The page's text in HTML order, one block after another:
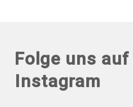
Folge uns auf
Instagram